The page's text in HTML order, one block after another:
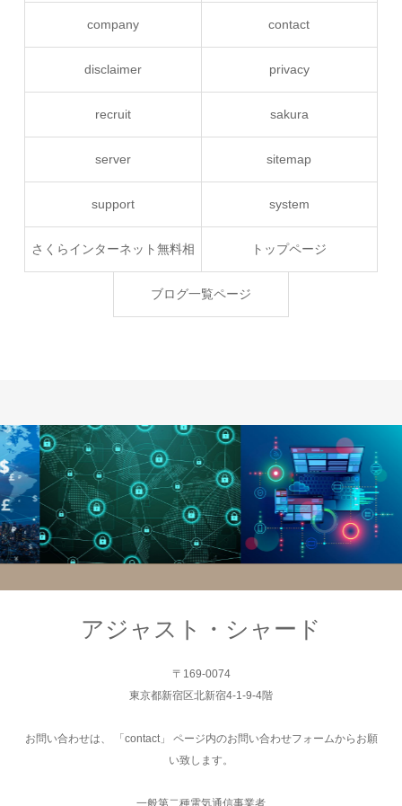
company contact
disclaimer privacy
recruit sakura
server sitemap
support system
さくらインターネット無料相 トップページ
ブログ一覧ページ
サーバー システム
アジャスト・シャード
〒169-0074
東京都新宿区北新宿4-1-9-4階
お問い合わせは、 「contact」 ページ内のお問い合わせフォームからお願
い致します。
一般第二種電気通信事業者